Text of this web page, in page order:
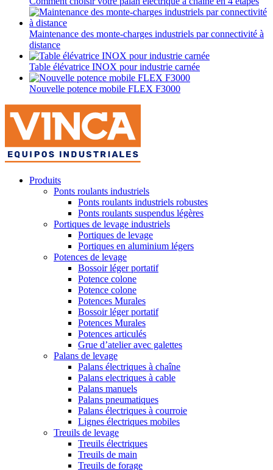
Maintenance des monte-charges industriels par connectivité à
distance
Table élévatrice INOX pour industrie carnée
Nouvelle potence mobile FLEX F3000
Produits
Ponts roulants industriels
Ponts roulants industriels robustes
Ponts roulants suspendus légères
Portiques de levage industriels
Portiques de levage
Portiques en aluminium légers
Potences de levage
Bossoir léger portatif
Potence colone
Potence colone
Potences Murales
Bossoir léger portatif
Potences Murales
Potences articulés
Grue d’atelier avec galettes
Palans de levage
Palans électriques à chaîne
Palans electriques à cable
Palans manuels
Palans pneumatiques
Palans électriques à courroie
Lignes électriques mobiles
Treuils de levage
Treuils électriques
Treuils de main
Treuils de forage